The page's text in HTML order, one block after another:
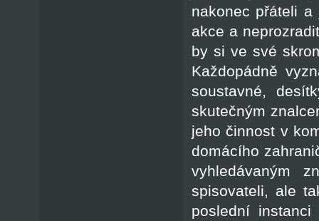
nakonec přáteli
akce a
by si ve své
Každopádně
soustavné,
skutečným
jeho činnost v
domácího
vyhledávaným
spisovateli, ale
poslední